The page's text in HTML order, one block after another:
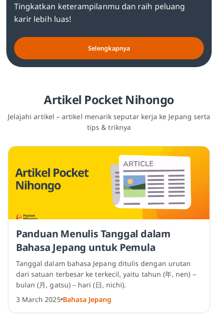
Tingkatkan keterampilanmu dan raih peluang
karir lebih luas!
Selengkapnya
Artikel Pocket Nihongo
Jelajahi artikel – artikel menarik seputar kerja ke Jepang serta
tips & triknya
Panduan Menulis Tanggal dalam
Bahasa Jepang untuk Pemula
Tanggal dalam bahasa Jepang ditulis dengan urutan
dari satuan terbesar ke terkecil, yaitu tahun (年, nen) –
bulan (月, gatsu) – hari (日, nichi).
3 March 2025 Bahasa Jepang